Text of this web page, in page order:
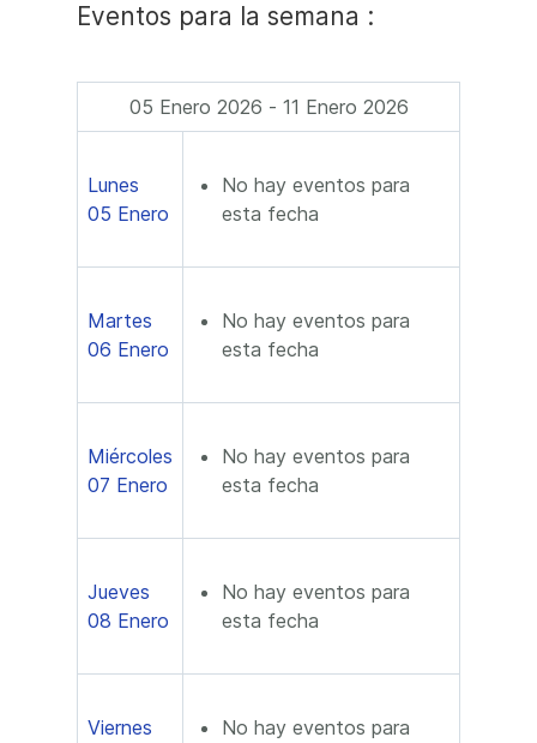
Eventos para la semana :
05 Enero 2026 - 11 Enero 2026
Lunes
05 Enero
No hay eventos para
esta fecha
Martes
06 Enero
No hay eventos para
esta fecha
Miércoles
07 Enero
No hay eventos para
esta fecha
Jueves
08 Enero
No hay eventos para
esta fecha
Viernes
No hay eventos para